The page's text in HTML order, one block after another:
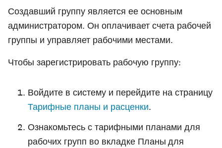
Создавший группу является ее основным
администратором. Он оплачивает счета рабочей
группы и управляет рабочими местами.
Чтобы зарегистрировать рабочую группу:
Войдите в систему и перейдите на страницу
Тарифные планы и расценки.
Ознакомьтесь с тарифными планами для
рабочих групп во вкладке Планы для